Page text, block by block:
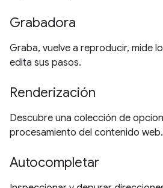
Grabadora
Graba, vuelve a reproducir, mide
edita sus pasos.
Renderización
Descubre una colección de
procesamiento del contenido web.
Autocompletar